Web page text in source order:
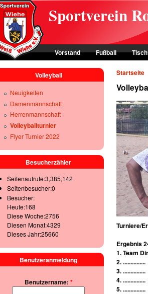
Sportverein
Vorstand Fußball
Startseite
Turniere/
Ergebnis
1. Team
2. ...............
3. ...............
4. ...............
5. ...............
Volleyball
Neuigkeiten
Damenmannschaft
Herrenmannschaft
Volleyballturnier
Flyer Turnier 2022
Besucherzähler
Seitenaufrufe:3,385,142
Seitenbesucher:0
Besucher:
Heute:168
Diese Woche:2756
Diesen Monat:4329
Dieses Jahr:25660
Benutzeranmeldung
Benutzername: *